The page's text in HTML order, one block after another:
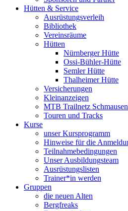
Hütten & Service
Ausrüstungsverleih
Bibliothek
Vereinsräume
Hütten
Nürnberger Hütte
Ossi-Bühler-Hütte
Semler Hütte
Thalheimer Hütte
Versicherungen
Kleinanzeigen
MTB Trailnetz
Touren und Tracks
Kurse
unser Kursprogramm
Hinweise für die
Teilnahmebedingungen
Unser Ausbildungsteam
Ausrüstungslisten
Trainer*in werden
Gruppen
die neuen Alten
Bergfreaks